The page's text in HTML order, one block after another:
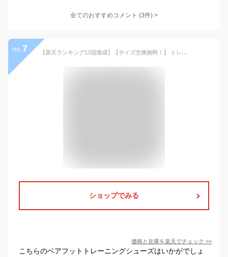
全てのおすすめコメント (3件) >
no. 7 【楽天ランキング13冠達成】【サイズ交換無料！】 トレーニングシューズ フィットネスシューズ マリンシューズ ボルダリング シューズ トレーニングシューズ ジム 靴 レディース メンズ 28.5 ベアフットシューズ 筋トレ ベアフット 足袋シューズ 運動靴 スポーツシューズ
ショップでみる
価格と在庫を楽天でチェック >>
こちらのベアフットトレーニングシューズはいかがでしょ